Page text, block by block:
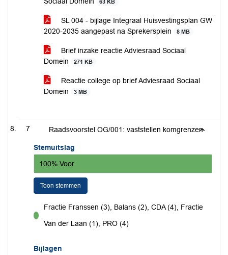
63 KB
SL 004 - bijlage Integraal Huisvestingsplan GW
2020-2035 aangepast na Sprekersplein
8 MB
Brief inzake reactie Adviesraad Sociaal
Domein
271 KB
Reactie college op brief Adviesraad Sociaal
Domein
3 MB
7 Raadsvoorstel OG/001: vaststellen komgrenzen
Stemuitslag
100% Voor
Toon stemmen
voor
Fractie Franssen (3), Balans (2), CDA (4), Fractie
Van der Laan (1), PRO (4)
Bijlagen